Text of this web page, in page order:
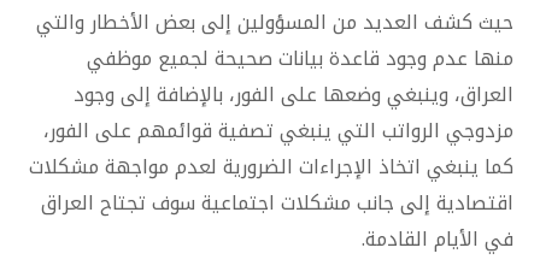
حيث كشف العديد من المسؤولين إلى بعض الأخطار والتي
منها عدم وجود قاعدة بيانات صحيحة لجميع موظفي
العراق، وينبغي وضعها على الفور، بالإضافة إلى وجود
مزدوجي الرواتب التي ينبغي تصفية قوائمهم على الفور،
كما ينبغي اتخاذ الإجراءات الضرورية لعدم مواجهة مشكلات
اقتصادية إلى جانب مشكلات اجتماعية سوف تجتاح العراق
في الأيام القادمة.